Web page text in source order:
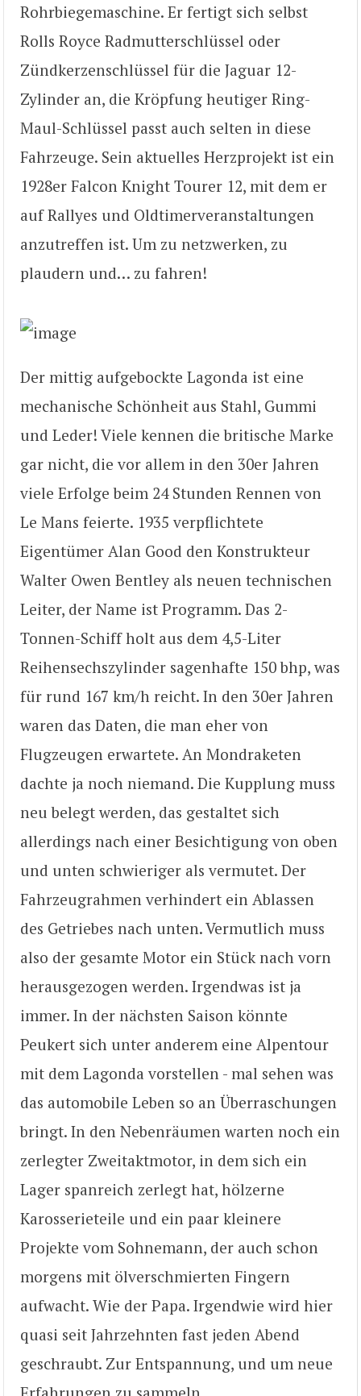
Rohrbiegemaschine. Er fertigt sich selbst
Rolls Royce Radmutterschlüssel oder
Zündkerzenschlüssel für die Jaguar 12-
Zylinder an, die Kröpfung heutiger Ring-
Maul-Schlüssel passt auch selten in diese
Fahrzeuge. Sein aktuelles Herzprojekt ist ein
1928er Falcon Knight Tourer 12, mit dem er
auf Rallyes und Oldtimerveranstaltungen
anzutreffen ist. Um zu netzwerken, zu
plaudern und… zu fahren!
Der mittig aufgebockte Lagonda ist eine
mechanische Schönheit aus Stahl, Gummi
und Leder! Viele kennen die britische Marke
gar nicht, die vor allem in den 30er Jahren
viele Erfolge beim 24 Stunden Rennen von
Le Mans feierte. 1935 verpflichtete
Eigentümer Alan Good den Konstrukteur
Walter Owen Bentley als neuen technischen
Leiter, der Name ist Programm. Das 2-
Tonnen-Schiff holt aus dem 4,5-Liter
Reihensechszylinder sagenhafte 150 bhp, was
für rund 167 km/h reicht. In den 30er Jahren
waren das Daten, die man eher von
Flugzeugen erwartete. An Mondraketen
dachte ja noch niemand. Die Kupplung muss
neu belegt werden, das gestaltet sich
allerdings nach einer Besichtigung von oben
und unten schwieriger als vermutet. Der
Fahrzeugrahmen verhindert ein Ablassen
des Getriebes nach unten. Vermutlich muss
also der gesamte Motor ein Stück nach vorn
herausgezogen werden. Irgendwas ist ja
immer. In der nächsten Saison könnte
Peukert sich unter anderem eine Alpentour
mit dem Lagonda vorstellen - mal sehen was
das automobile Leben so an Überraschungen
bringt. In den Nebenräumen warten noch ein
zerlegter Zweitaktmotor, in dem sich ein
Lager spanreich zerlegt hat, hölzerne
Karosserieteile und ein paar kleinere
Projekte vom Sohnemann, der auch schon
morgens mit ölverschmierten Fingern
aufwacht. Wie der Papa. Irgendwie wird hier
quasi seit Jahrzehnten fast jeden Abend
geschraubt. Zur Entspannung, und um neue